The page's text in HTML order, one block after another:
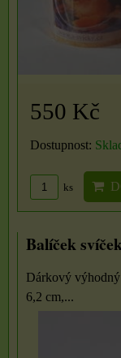
550 Kč
Dostupnost:
ks
Balíček
Dárkový
6,2 cm,...